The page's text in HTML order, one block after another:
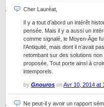
Cher Lauréat,
Il y a tout d’abord un intérêt
pensée. Mais il y a aussi un
comme signalé, le Moyen-Âge
l’Antiquité, mais dont il n’avait
retombant sur des solutions
proposée. Tout porte ainsi à
intemporels.
by Gnouros onAvr 10, 2014 at
Ne peut-il y avoir un rapport